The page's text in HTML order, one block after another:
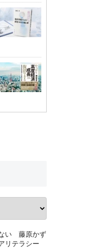
い 藤原かず
リテラシー